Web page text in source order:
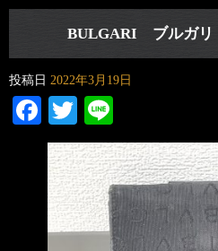
BULGARI ブルガ
投稿日 2022年3月19日
Facebook
Twitter